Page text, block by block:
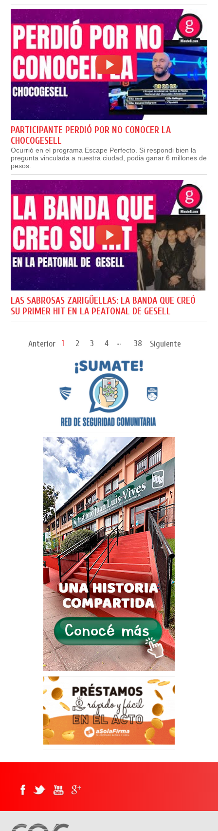
PARTICIPANTE PERDIÓ POR NO CONOCER LA
CHOCOGESELL
Ocurrió en el programa Escape Perfecto. Si respondi bien la
pregunta vinculada a nuestra ciudad, podia ganar 6 millones de
pesos.
LAS SABROSAS ZARIGÜELLAS: LA BANDA QUE CREÓ
SU PRIMER HIT EN LA PEATONAL DE GESELL
Anterior 1 2 3 4 ... 38 Siguiente